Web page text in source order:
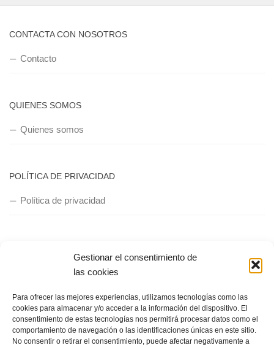
Gestionar el consentimiento de
las cookies
Para ofrecer las mejores experiencias, utilizamos tecnologías como las
cookies para almacenar y/o acceder a la información del dispositivo. El
consentimiento de estas tecnologías nos permitirá procesar datos como el
comportamiento de navegación o las identificaciones únicas en este sitio.
No consentir o retirar el consentimiento, puede afectar negativamente a
CONTACTA CON NOSOTROS
Contacto
QUIENES SOMOS
Quienes somos
POLÍTICA DE PRIVACIDAD
Política de privacidad
Copyright © 2018, Equipo IIColumnas